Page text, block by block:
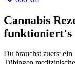
Cannabis
funktioniert's
Du brauchst zuerst